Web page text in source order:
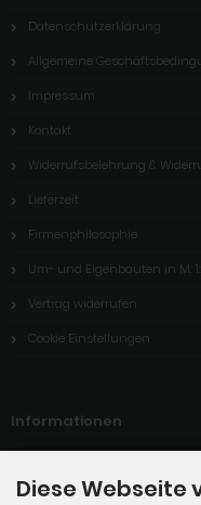
Datenschutzerklärung
Allgemeine
Impressum
Kontakt
Widerrufsbelehrung &
Lieferzeit
Firmenphilosophie
Um- und Eigenbauten in M:
Vertrag widerrufen
Cookie Einstellungen
Informationen
Diese Webseite